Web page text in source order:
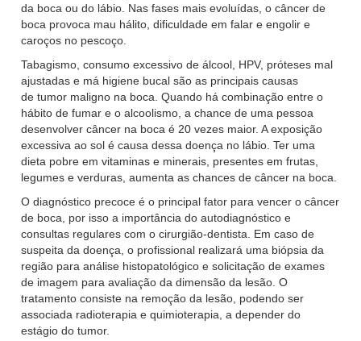
da boca ou do lábio. Nas fases mais evoluídas, o câncer de
boca provoca mau hálito, dificuldade em falar e engolir e
caroços no pescoço.
Tabagismo, consumo excessivo de álcool, HPV, próteses mal
ajustadas e má higiene bucal são as principais causas
de tumor maligno na boca. Quando há combinação entre o
hábito de fumar e o alcoolismo, a chance de uma pessoa
desenvolver câncer na boca é 20 vezes maior. A exposição
excessiva ao sol é causa dessa doença no lábio. Ter uma
dieta pobre em vitaminas e minerais, presentes em frutas,
legumes e verduras, aumenta as chances de câncer na boca.
O diagnóstico precoce é o principal fator para vencer o câncer
de boca, por isso a importância do autodiagnóstico e
consultas regulares com o cirurgião-dentista. Em caso de
suspeita da doença, o profissional realizará uma biópsia da
região para análise histopatológico e solicitação de exames
de imagem para avaliação da dimensão da lesão. O
tratamento consiste na remoção da lesão, podendo ser
associada radioterapia e quimioterapia, a depender do
estágio do tumor.